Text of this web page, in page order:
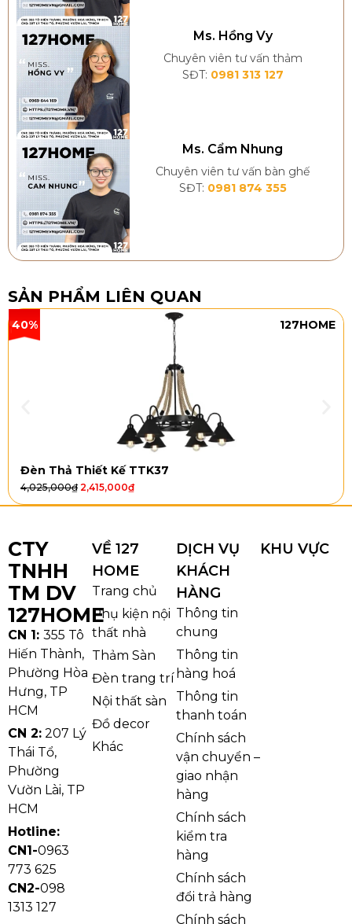
Ms. Hồng Vy
Chuyên viên tư vấn thảm
SĐT: 0981 313 127
Ms. Cẩm Nhung
Chuyên viên tư vấn bàn ghế
SĐT: 0981 874 355
SẢN PHẨM LIÊN QUAN
40% 127HOME
Đèn Thả Thiết Kế TTK37
4,025,000₫ 2,415,000₫
CTY
TNHH
TM DV
127HOME
CN 1: 355 Tô
Hiến Thành,
Phường Hòa
Hưng, TP
HCM
CN 2: 207 Lý
Thái Tổ,
Phường
Vườn Lài, TP
HCM
Hotline:
CN1-0963
773 625
CN2-098
1313 127
VỀ 127
HOME
Trang chủ
Phụ kiện nội
thất nhà
Thảm Sàn
Đèn trang trí
Nội thất sàn
Đồ decor
Khác
DỊCH VỤ
KHÁCH
HÀNG
Thông tin
chung
Thông tin
hàng hoá
Thông tin
thanh toán
Chính sách
vận chuyển –
giao nhận
hàng
Chính sách
kiểm tra
hàng
Chính sách
đổi trả hàng
Chính sách
KHU VỰC